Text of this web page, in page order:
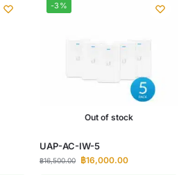
-3%
Out of stock
UAP-AC-IW-5
฿16,500.00 ฿16,000.00